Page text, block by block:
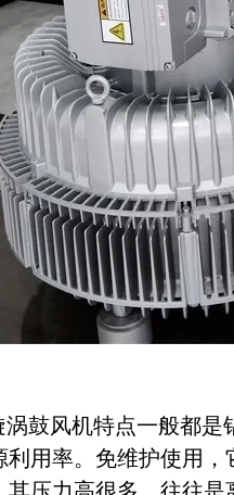
鼓风机特点一般都是
用率。免维护使用